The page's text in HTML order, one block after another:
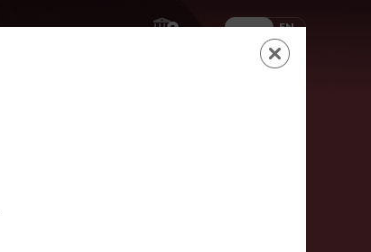
ES EN
LOGIN